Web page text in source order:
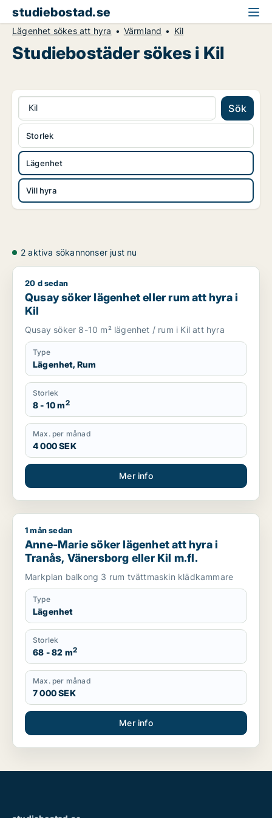
studiebostad.se
Lägenhet sökes att hyra Värmland Kil
Studiebostäder sökes i Kil
Kil Sök
Lägenhet
Vill hyra
Storlek
2 aktiva sökannonser just nu
Qusay söker lägenhet eller rum att hyra i Kil
20 d sedan
Qusay söker lägenhet eller rum att hyra i
Kil
Qusay söker 8-10 m² lägenhet / rum i Kil att hyra
Type
Lägenhet, Rum
Storlek
8 - 10 m2
Max. per månad
4 000 SEK
Mer info
Anne-Marie söker lägenhet att hyra i Tranås, Vänersborg
1 mån sedan
Anne-Marie söker lägenhet att hyra i
Tranås, Vänersborg eller Kil m.fl.
Markplan balkong 3 rum tvättmaskin klädkammare
Type
Lägenhet
Storlek
68 - 82 m2
Max. per månad
7 000 SEK
Mer info